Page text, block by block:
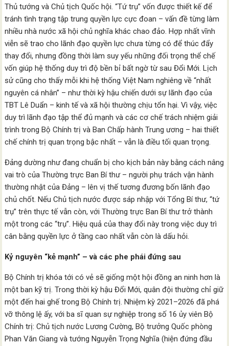
Thủ tướng và Chủ tịch Quốc hội. “Tứ trụ” vốn được thiết kế để
tránh tình trạng tập trung quyền lực cực đoan – vấn đề từng làm
nhiều nhà nước xã hội chủ nghĩa khác chao đảo. Hợp nhất vĩnh
viễn sẽ trao cho lãnh đạo quyền lực chưa từng có để thúc đẩy
thay đổi, nhưng đồng thời làm suy yếu những đối trọng thể chế
vốn giúp hệ thống duy trì độ bền bỉ bất ngờ từ sau Đổi Mới. Lịch
sử cũng cho thấy mỗi khi hệ thống Việt Nam nghiêng về “nhất
nguyên cá nhân” – như thời kỳ hậu chiến dưới sự lãnh đạo của
TBT Lê Duẩn – kinh tế và xã hội thường chịu tổn hại. Vì vậy, việc
duy trì lãnh đạo tập thể đủ mạnh và các cơ chế trách nhiệm giải
trình trong Bộ Chính trị và Ban Chấp hành Trung ương – hai thiết
chế chính trị quan trọng bậc nhất – vẫn là điều tối quan trọng.
Đảng dường như đang chuẩn bị cho kịch bản này bằng cách nâng
vai trò của Thường trực Ban Bí thư – người phụ trách vận hành
thường nhật của Đảng – lên vị thế tương đương bốn lãnh đạo
chủ chốt. Nếu Chủ tịch nước được sáp nhập với Tổng Bí thư, “tứ
trụ” trên thực tế vẫn còn, với Thường trực Ban Bí thư trở thành
một trong các “trụ”. Hiệu quả của thay đổi này trong việc duy trì
cân bằng quyền lực ở tầng cao nhất vẫn còn là dấu hỏi.
Kỷ nguyên “kẻ mạnh” – và các phe phái đứng sau
Bộ Chính trị khóa tới có vẻ sẽ giống một hội đồng an ninh hơn là
một ban kỹ trị. Trong thời kỳ hậu Đổi Mới, quân đội thường chỉ giữ
một đến hai ghế trong Bộ Chính trị. Nhiệm kỳ 2021–2026 đã phá
vỡ thông lệ ấy, với ba sĩ quan sự nghiệp trong số 16 ủy viên Bộ
Chính trị: Chủ tịch nước Lương Cường, Bộ trưởng Quốc phòng
Phan Văn Giang và tướng Nguyễn Trọng Nghĩa (hiện đứng đầu